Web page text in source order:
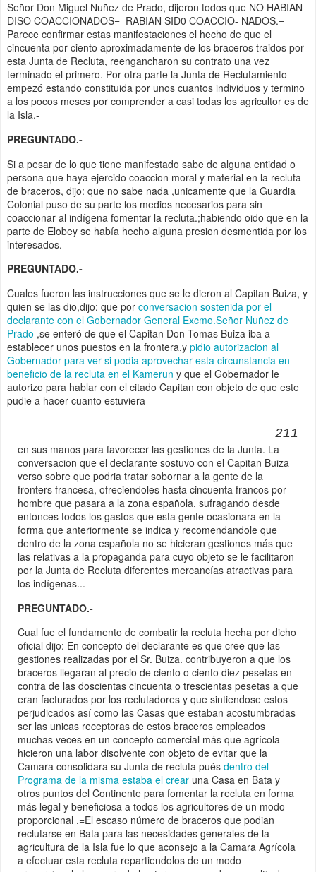
Señor Don Miguel Nuñez de Prado, dijeron todos que NO HABIAN
DISO COACCIONADOS= RABIAN SID0 COACCIO- NADOS.=
Parece confirmar estas manifestaciones el hecho de que el
cincuenta por ciento aproximadamente de los braceros traidos por
esta Junta de Recluta, reengancharon su contrato una vez
terminado el primero. Por otra parte la Junta de Reclutamiento
empezó estando constituida por unos cuantos individuos y termino
a los pocos meses por comprender a casi todas los agricultor es de
la Isla.-
PREGUNTADO.-
Si a pesar de lo que tiene manifestado sabe de alguna entidad o
persona que haya ejercido coaccion moral y material en la recluta
de braceros, dijo: que no sabe nada ,unicamente que la Guardia
Colonial puso de su parte los medios necesarios para sin
coaccionar al indígena fomentar la recluta.;habiendo oido que en la
parte de Elobey se había hecho alguna presion desmentida por los
interesados.---
PREGUNTADO.-
Cuales fueron las instrucciones que se le dieron al Capitan Buiza, y
quien se las dio,dijo: que por conversacion sostenida por el
declarante con el Gobernador General Excmo.Señor Nuñez de
Prado ,se enteró de que el Capitan Don Tomas Buiza iba a
establecer unos puestos en la frontera,y pidio autorizacion al
Gobernador para ver si podia aprovechar esta circunstancia en
beneficio de la recluta en el Kamerun y que el Gobernador le
autorizo para hablar con el citado Capitan con objeto de que este
pudie a hacer cuanto estuviera
211
en sus manos para favorecer las gestiones de la Junta. La
conversacion que el declarante sostuvo con el Capitan Buiza
verso sobre que podria tratar sobornar a la gente de la
fronters francesa, ofreciendoles hasta cincuenta francos por
hombre que pasara a la zona española, sufragando desde
entonces todos los gastos que esta gente ocasionara en la
forma que anteriormente se indica y recomendandole que
dentro de la zona española no se hicieran gestiones más que
las relativas a la propaganda para cuyo objeto se le facilitaron
por la Junta de Recluta diferentes mercancías atractivas para
los indígenas...-
PREGUNTADO.-
Cual fue el fundamento de combatir la recluta hecha por dicho
oficial dijo: En concepto del declarante es que cree que las
gestiones realizadas por el Sr. Buiza. contribuyeron a que los
braceros llegaran al precio de ciento o ciento diez pesetas en
contra de las doscientas cincuenta o trescientas pesetas a que
eran facturados por los reclutadores y que sintiendose estos
perjudicados así como las Casas que estaban acostumbradas
ser las unicas receptoras de estos braceros empleados
muchas veces en un concepto comercial más que agrícola
hicieron una labor disolvente con objeto de evitar que la
Camara consolidara su Junta de recluta pués dentro del
Programa de la misma estaba el crear una Casa en Bata y
otros puntos del Continente para fomentar la recluta en forma
más legal y beneficiosa a todos los agricultores de un modo
proporcional .=El escaso número de braceros que podian
reclutarse en Bata para las necesidades generales de la
agricultura de la Isla fue lo que aconsejo a la Camara Agrícola
a efectuar esta recluta repartiendolos de un modo